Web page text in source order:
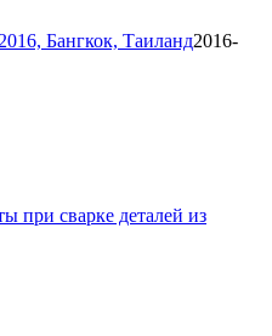
Бангкок, Таиланд2016-
при сварке деталей из